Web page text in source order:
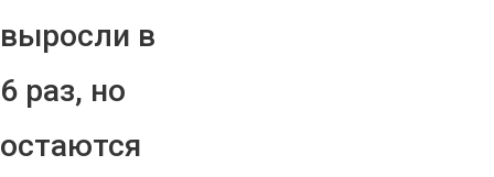
выросли в
6 раз, но
остаются